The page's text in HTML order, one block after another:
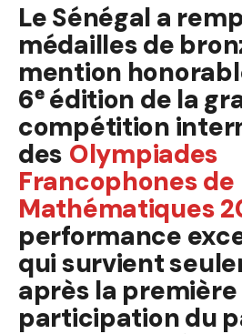
Le Sénégal a
médailles de
mention
6ᵉ édition de la
compétition
des Olympiades
Francophones de
Mathématiques
performance
qui survient
après la première
participation du